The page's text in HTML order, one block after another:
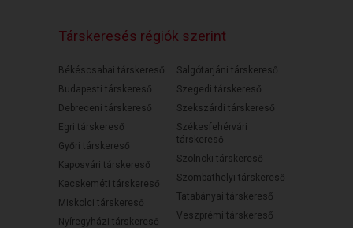
Társkeresés régiók szerint
Békéscsabai társkereső
Budapesti társkereső
Debreceni társkereső
Egri társkereső
Győri társkereső
Kaposvári társkereső
Kecskeméti társkereső
Miskolci társkereső
Nyíregyházi társkereső
Salgótarjáni társkereső
Szegedi társkereső
Szekszárdi társkereső
Székesfehérvári
társkereső
Szolnoki társkereső
Szombathelyi társkereső
Tatabányai társkereső
Veszprémi társkereső